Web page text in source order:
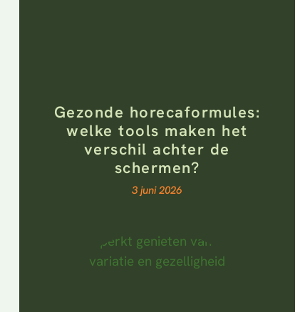
Gezonde horecaformules:
welke tools maken het
verschil achter de
schermen?
3 juni 2026